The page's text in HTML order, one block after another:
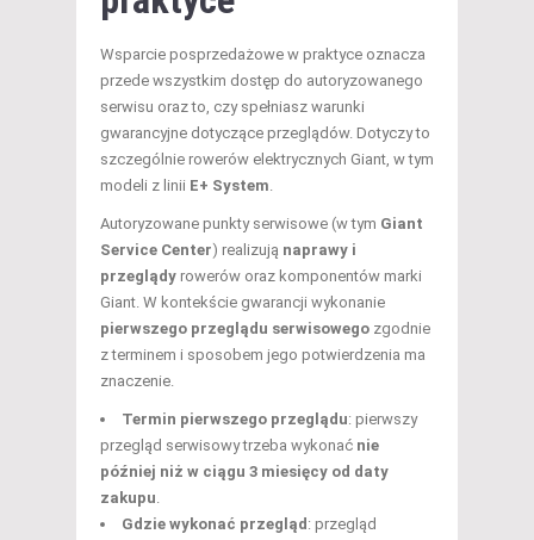
Wsparcie posprzedażowe w praktyce oznacza
przede wszystkim dostęp do autoryzowanego
serwisu oraz to, czy spełniasz warunki
gwarancyjne dotyczące przeglądów. Dotyczy to
szczególnie rowerów elektrycznych Giant, w tym
modeli z linii E+ System.
Autoryzowane punkty serwisowe (w tym Giant
Service Center) realizują naprawy i
przeglądy rowerów oraz komponentów marki
Giant. W kontekście gwarancji wykonanie
pierwszego przeglądu serwisowego zgodnie
z terminem i sposobem jego potwierdzenia ma
znaczenie.
Termin pierwszego przeglądu: pierwszy
przegląd serwisowy trzeba wykonać nie
później niż w ciągu 3 miesięcy od daty
zakupu.
Gdzie wykonać przegląd : przegląd